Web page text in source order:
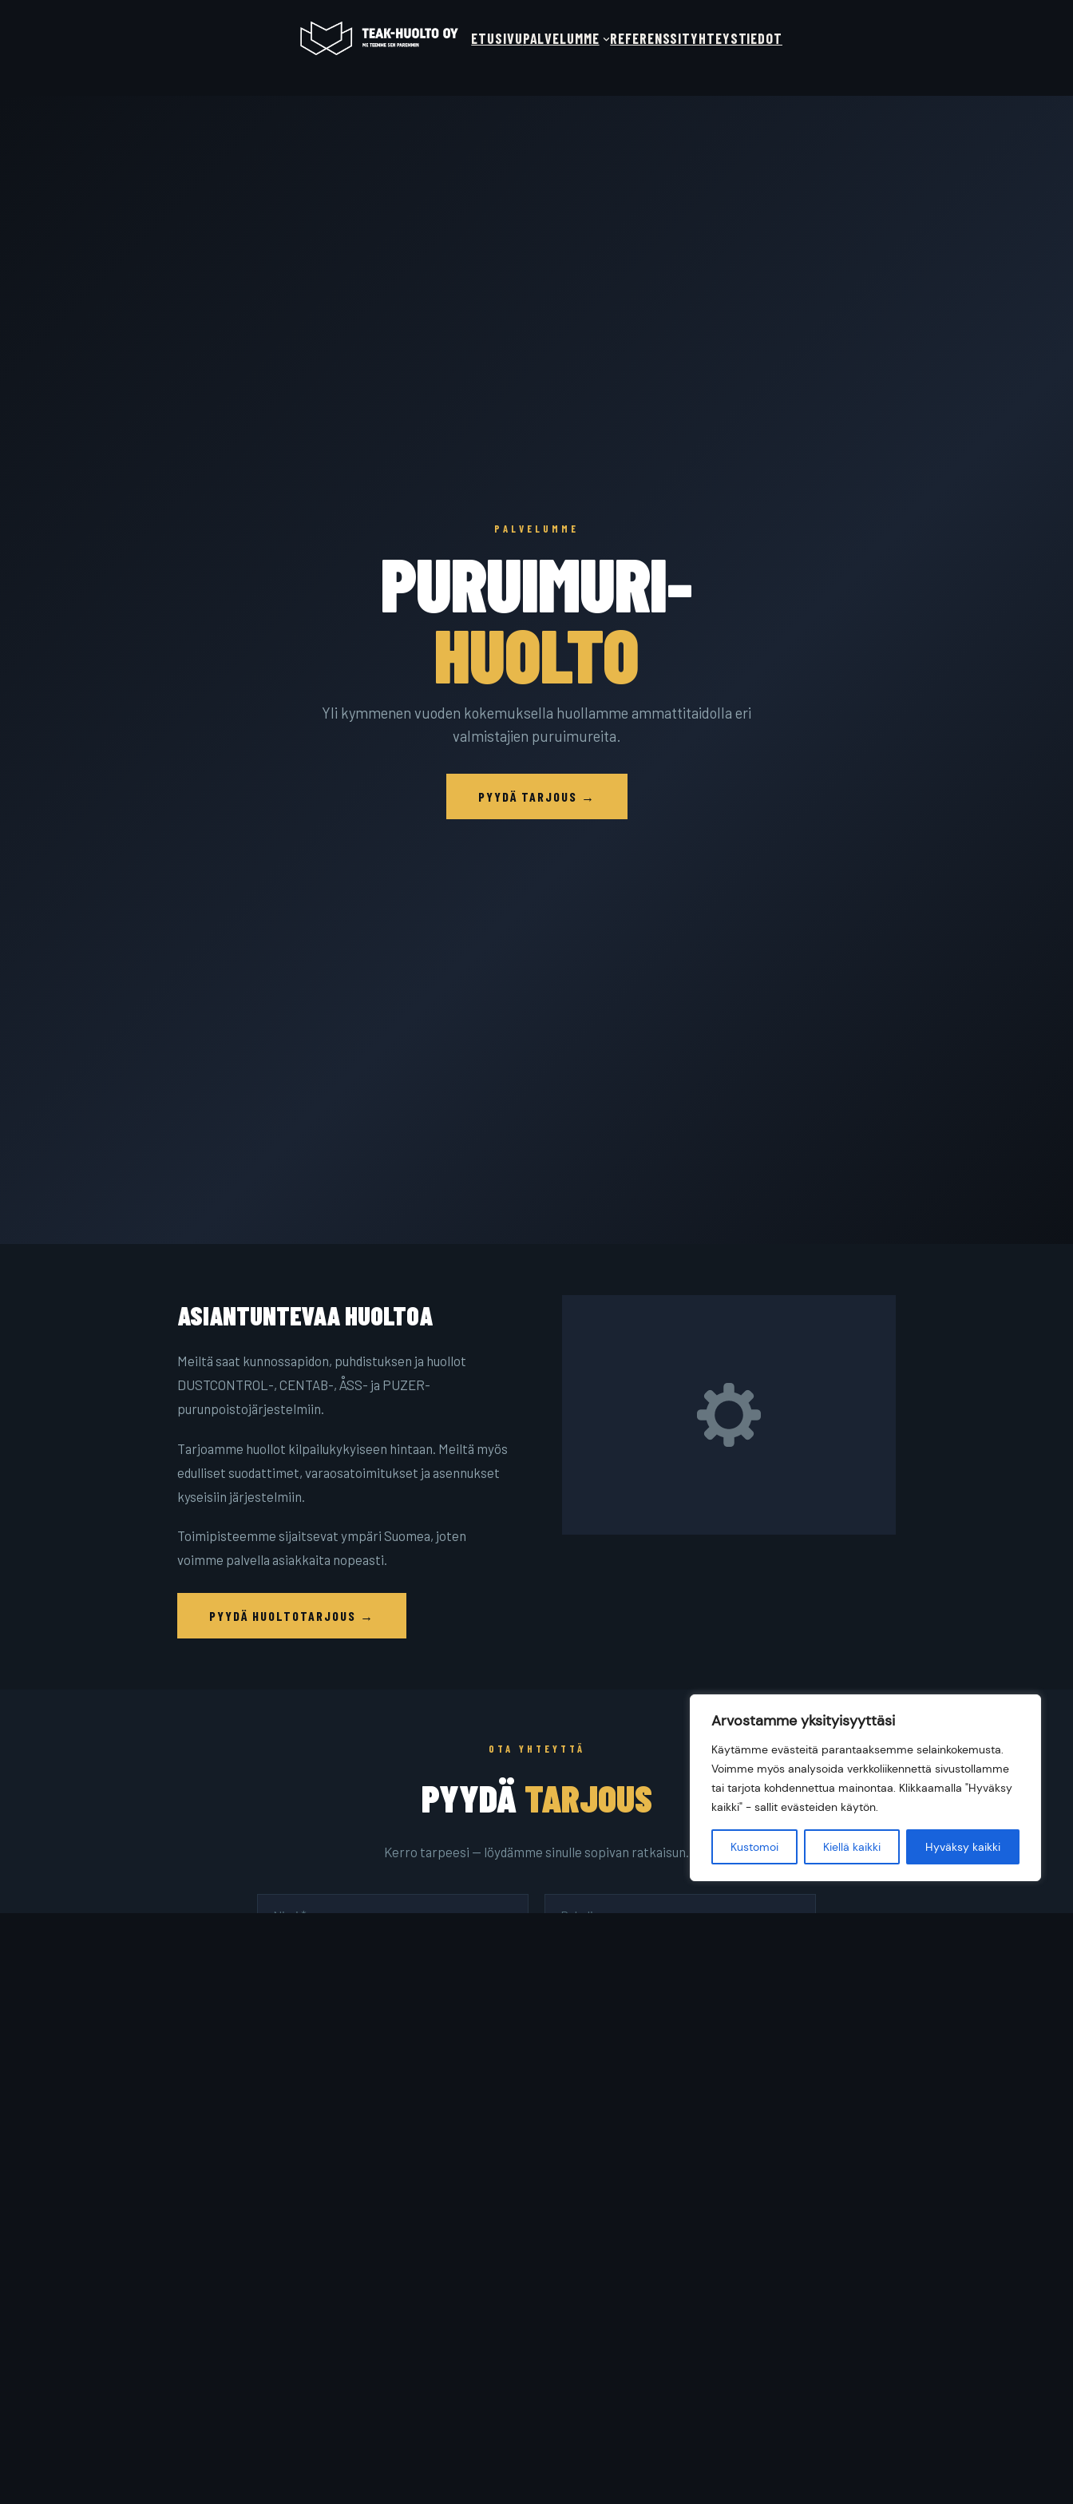
Arvostamme yksityisyyttäsi
Käytämme evästeitä parantaaksemme selainkokemusta.
Voimme myös analysoida verkkoliikennettä sivustollamme
tai tarjota kohdennettua mainontaa. Klikkaamalla "Hyväksy
kaikki" - sallit evästeiden käytön.
Kustomoi Kiellä kaikki Hyväksy kaikki
ETUSIVUPALVELUMME REFERENSSITYHTEYSTIEDOT
PALVELUMME
PURUIMURI-
HUOLTO
Yli kymmenen vuoden kokemuksella huollamme ammattitaidolla eri
valmistajien puruimureita.
PYYDÄ TARJOUS →
ASIANTUNTEVAA HUOLTOA
Meiltä saat kunnossapidon, puhdistuksen ja huollot
DUSTCONTROL-, CENTAB-, ÅSS- ja PUZER-
purunpoistojärjestelmiin.
Tarjoamme huollot kilpailukykyiseen hintaan. Meiltä myös
edulliset suodattimet, varaosatoimitukset ja asennukset
kyseisiin järjestelmiin.
Toimipisteemme sijaitsevat ympäri Suomea, joten
voimme palvella asiakkaita nopeasti.
PYYDÄ HUOLTOTARJOUS →
OTA YHTEYTTÄ
PYYDÄ TARJOUS
Kerro tarpeesi — löydämme sinulle sopivan ratkaisun.